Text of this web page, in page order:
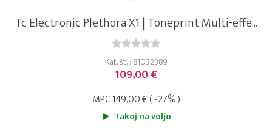
Tc Electronic Plethora X1 | Toneprint Multi-effe...
Kat. št. : 81032389
109,00 €
MPC149,00 €( -27% )
Takoj na voljo